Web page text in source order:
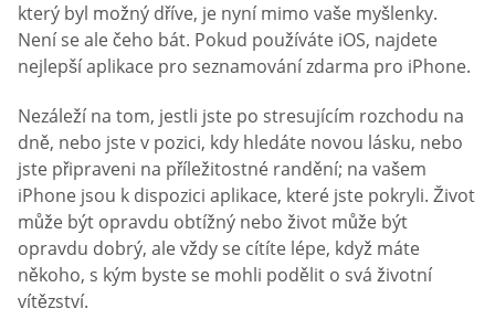
který byl možný dříve, je nyní mimo vaše myšlenky.
Není se ale čeho bát. Pokud používáte iOS, najdete
nejlepší aplikace pro seznamování zdarma pro iPhone.
Nezáleží na tom, jestli jste po stresujícím rozchodu na
dně, nebo jste v pozici, kdy hledáte novou lásku, nebo
jste připraveni na příležitostné randění; na vašem
iPhone jsou k dispozici aplikace, které jste pokryli. Život
může být opravdu obtížný nebo život může být
opravdu dobrý, ale vždy se cítíte lépe, když máte
někoho, s kým byste se mohli podělit o svá životní
vítězství.